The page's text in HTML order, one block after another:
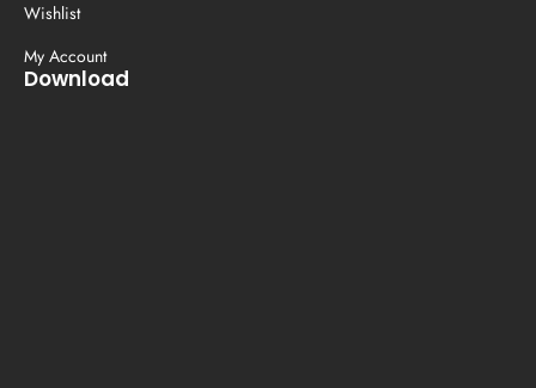
Wishlist
My Account
Download